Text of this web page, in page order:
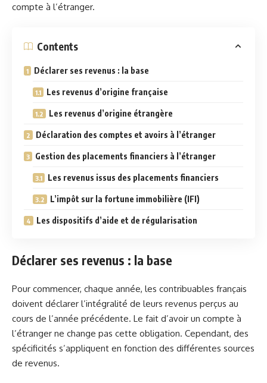
compte à l’étranger.
Contents
Déclarer ses revenus : la base
Les revenus d’origine française
Les revenus d’origine étrangère
Déclaration des comptes et avoirs à l’étranger
Gestion des placements financiers à l’étranger
Les revenus issus des placements financiers
L’impôt sur la fortune immobilière (IFI)
Les dispositifs d’aide et de régularisation
Déclarer ses revenus : la base
Pour commencer, chaque année, les contribuables français
doivent déclarer l’intégralité de leurs revenus perçus au
cours de l’année précédente. Le fait d’avoir un compte à
l’étranger ne change pas cette obligation. Cependant, des
spécificités s’appliquent en fonction des différentes sources
de revenus.